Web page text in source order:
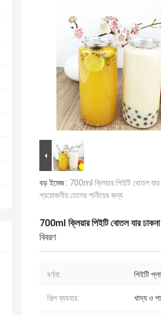
বড় ইমেজ : 700ml ক্লিয়ার পিইটি বোতল যার
প্রয়োজনীয় তেলের পানীয়ের জন্য
700ml ক্লিয়ার পিইটি বোতল যার
বিবরণ
বর্ণনা: পিইটি
শিল্প ব্যবহার: খাদ্য ও